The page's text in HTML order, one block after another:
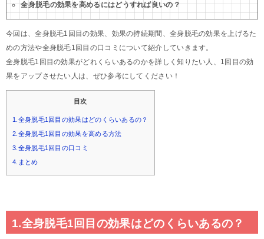
全身脱毛の効果を高めるにはどうすれば良いの？
今回は、全身脱毛1回目の効果、効果の持続期間、全身脱毛の効果を上げるた
めの方法や全身脱毛1回目の口コミについて紹介していきます。
全身脱毛1回目の効果がどれくらいあるのかを詳しく知りたい人、1回目の効
果をアップさせたい人は、ぜひ参考にしてください！
目次
1.全身脱毛1回目の効果はどのくらいあるの？
2.全身脱毛1回目の効果を高める方法
3.全身脱毛1回目の口コミ
4.まとめ
1.全身脱毛1回目の効果はどのくらいあるの？